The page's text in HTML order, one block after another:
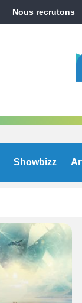
Nous recrutons
Showbizz